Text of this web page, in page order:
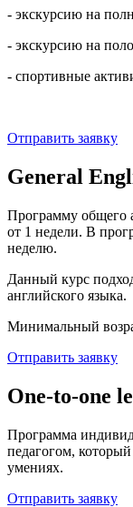
- экскурсию на
- экскурсию на
- спортивные
Отправить заявку
General
Программу общего
от 1 недели. В
неделю.
Данный курс
английского языка.
Минимальный
Отправить заявку
One-to-one
Программа
педагогом,
умениях.
Отправить заявку